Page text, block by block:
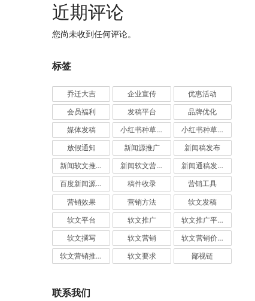
近期评论
您尚未收到任何评论。
标签
乔迁大吉 企业宣传 优惠活动
会员福利 发稿平台 品牌优化
媒体发稿 小红书种草推广 小红书种草营销
放假通知 新闻源推广 新闻稿发布
新闻软文推广发稿 新闻软文营销推广 新闻通稿发布推广
百度新闻源发布 稿件收录 营销工具
营销效果 营销方法 软文发稿
软文平台 软文推广 软文推广平台
软文撰写 软文营销 软文营销价值
软文营销推广 软文要求 鄙视链
联系我们